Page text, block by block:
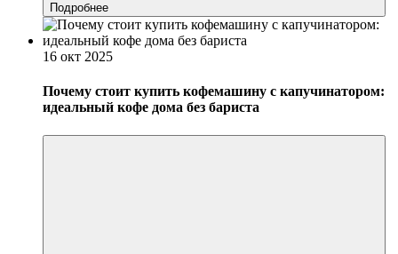
Подробнее
16 окт 2025
Почему стоит купить кофемашину с капучинатором:
идеальный кофе дома без бариста